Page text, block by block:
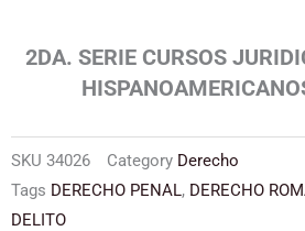
2DA. SERIE CURSOS
SKU 34026 Category Derecho
Tags DERECHO PENAL, DERECHO
DELITO